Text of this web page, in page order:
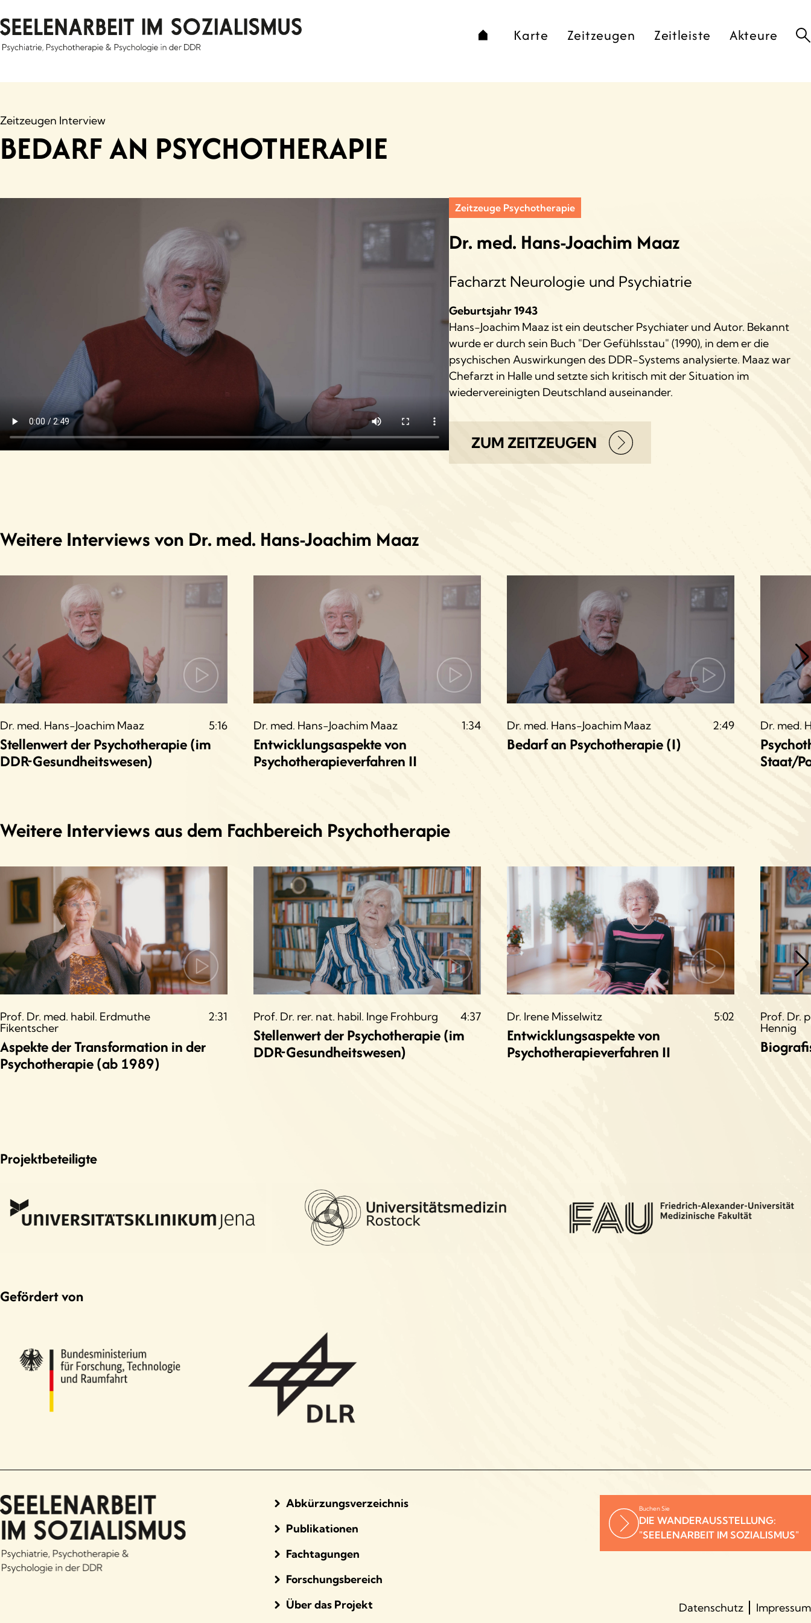
to
content
Karte Zeitzeugen Zeitleiste Akteure
Zeitzeugen Interview
BEDARF AN PSYCHOTHERAPIE
Zeitzeuge Psychotherapie
Dr. med. Hans-Joachim Maaz
Facharzt Neurologie und Psychiatrie
Geburtsjahr 1943
Hans-Joachim Maaz ist ein deutscher Psychiater und Autor. Bekannt
wurde er durch sein Buch "Der Gefühlsstau" (1990), in dem er die
psychischen Auswirkungen des DDR-Systems analysierte. Maaz war
Chefarzt in Halle und setzte sich kritisch mit der Situation im
wiedervereinigten Deutschland auseinander.
ZUM ZEITZEUGEN
Weitere Interviews von Dr. med. Hans-Joachim Maaz
Dr. med. Hans-Joachim Maaz 5:16
Stellenwert der Psychotherapie (im
DDR-Gesundheitswesen)
Dr. med. Hans-Joachim Maaz 1:34
Entwicklungsaspekte von
Psychotherapieverfahren II
Dr. med. Hans-Joachim Maaz 2:49
Bedarf an Psychotherapie (I)
Dr. med.
Staat/
Weitere Interviews aus dem Fachbereich Psychotherapie
Prof. Dr. med. habil. Erdmuthe
Fikentscher
2:31
Aspekte der Transformation in der
Psychotherapie (ab 1989)
Prof. Dr. rer. nat. habil. Inge Frohburg 4:37
Stellenwert der Psychotherapie (im
DDR-Gesundheitswesen)
Dr. Irene Misselwitz 5:02
Entwicklungsaspekte von
Psychotherapieverfahren II
Prof. Dr.
Hennig
Projektbeteiligte
Gefördert von
Abkürzungsverzeichnis
Publikationen
Fachtagungen
Forschungsbereich
Über das Projekt
Buchen Sie
DIE WANDERAUSSTELLUNG:
"SEELENARBEIT IM SOZIALISMUS"
Datenschutz Impressum